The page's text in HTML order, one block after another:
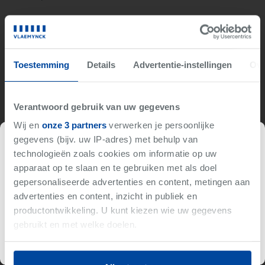
Toestemming Details Advertentie-instellingen
Verantwoord gebruik van uw gegevens
Wij en onze 3 partnersverwerken je persoonlijke
gegevens (bijv. uw IP-adres) met behulp van
technologieën zoals cookies om informatie op uw
apparaat op te slaan en te gebruiken met als doel
gepersonaliseerde advertenties en content, metingen aan
advertenties en content, inzicht in publiek en
productontwikkeling. U kunt kiezen wie uw gegevens
gebruikt en met welke doelen.
Als u het toestaat, willen we ook graag:
Verkocht
Deze woning is reeds verkocht.
Gelijkaardige resultaten
Niet gevonden wat je zoekt?
Wij brengen je op de hoogte als er iets binnenkomt met
Hou me op de hoogte